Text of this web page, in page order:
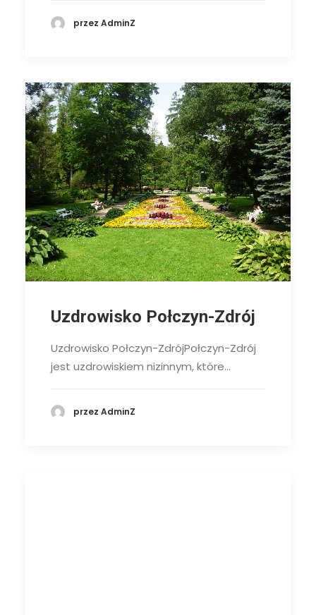
przez AdminZ
Uzdrowisko Połczyn-Zdrój
Uzdrowisko Połczyn-ZdrójPołczyn-Zdrój
jest uzdrowiskiem nizinnym, które…
przez AdminZ